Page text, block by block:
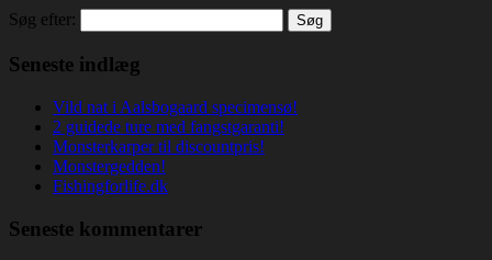
Søg efter:
Seneste indlæg
Vild nat i Aalsbogaard specimensø!
2 guidede ture med fangstgaranti!
Monsterkarper til discountpris!
Monstergedden!
Fishingforlife.dk
Seneste kommentarer